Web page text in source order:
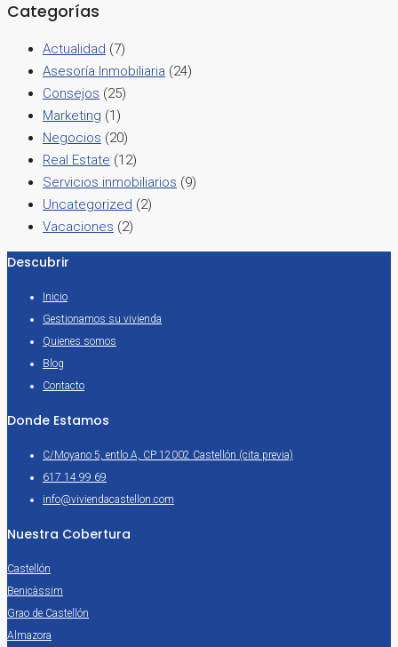
Categorías
Actualidad (7)
Asesoría Inmobiliaria (24)
Consejos (25)
Marketing (1)
Negocios (20)
Real Estate (12)
Servicios inmobiliarios (9)
Uncategorized (2)
Vacaciones (2)
Descubrir
Inicio
Gestionamos su vivienda
Quienes somos
Blog
Contacto
Donde Estamos
C/Moyano 5, entlo A, CP 12002 Castellón (cita previa)
617 14 99 69
info@viviendacastellon.com
Nuestra Cobertura
Castellón
Benicàssim
Grao de Castellón
Almazora